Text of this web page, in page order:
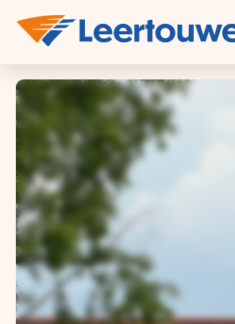
Leertouwer is
complexe
beveiligings-
Leer ons kennen!
Bekijk onze vacatures